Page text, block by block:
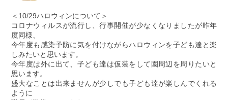
＜10/29ハロウィンについて＞
コロナウィルスが流行し、行事開催が少なくなりましたが昨年
度同様、
今年度も感染予防に気を付けながらハロウィンを子ども達と楽
しみたいと思います。
今年度は外に出て、子ども達は仮装をして園周辺を周りたいと
思います。
盛大なことは出来ませんが少しでも子ども達が楽しんでくれる
ように